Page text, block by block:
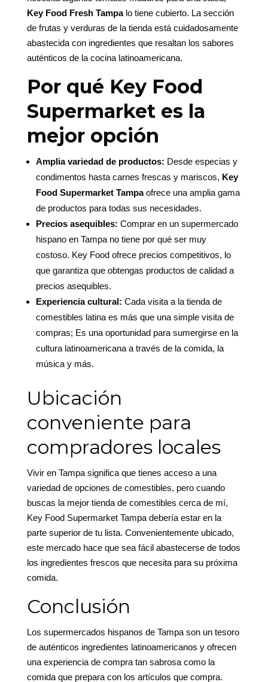
Key Food Fresh Tampalo tiene cubierto. La sección
de frutas y verduras de la tienda está cuidadosamente
abastecida con ingredientes que resaltan los sabores
auténticos de la cocina latinoamericana.
Por qué Key Food
Supermarket es la
mejor opción
Amplia variedad de productos: Desde especias y
condimentos hasta carnes frescas y mariscos, Key
Food Supermarket Tampaofrece una amplia gama
de productos para todas sus necesidades.
Precios asequibles: Comprar en un supermercado
hispano en Tampa no tiene por qué ser muy
costoso. Key Food ofrece precios competitivos, lo
que garantiza que obtengas productos de calidad a
precios asequibles.
Experiencia cultural: Cada visita a la tienda de
comestibles latina es más que una simple visita de
compras; Es una oportunidad para sumergirse en la
cultura latinoamericana a través de la comida, la
música y más.
Ubicación
conveniente para
compradores locales
Vivir en Tampa significa que tienes acceso a una
variedad de opciones de comestibles, pero cuando
buscas la mejor tienda de comestibles cerca de mí,
Key Food Supermarket Tampa debería estar en la
parte superior de tu lista. Convenientemente ubicado,
este mercado hace que sea fácil abastecerse de todos
los ingredientes frescos que necesita para su próxima
comida.
Conclusión
Los supermercados hispanos de Tampa son un tesoro
de auténticos ingredientes latinoamericanos y ofrecen
una experiencia de compra tan sabrosa como la
comida que prepara con los artículos que compra.